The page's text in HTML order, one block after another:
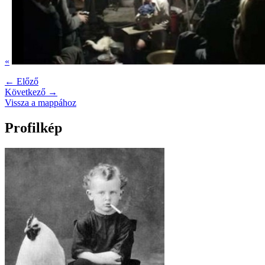
«
← Előző
Következő →
Vissza a mappához
Profilkép